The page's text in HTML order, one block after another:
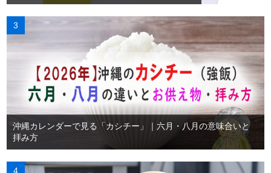
沖縄カレンダーで見る「カシチー」｜六月・八月の意味合いと
拝み方